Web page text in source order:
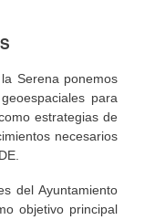
Serena ponemos
para
estrategias de
necesarios
del Ayuntamiento
objetivo principal